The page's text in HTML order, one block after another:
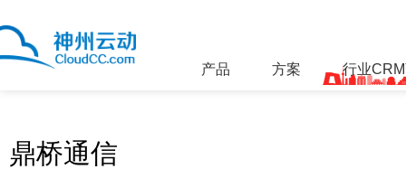
产品 方案 行业
鼎桥通信